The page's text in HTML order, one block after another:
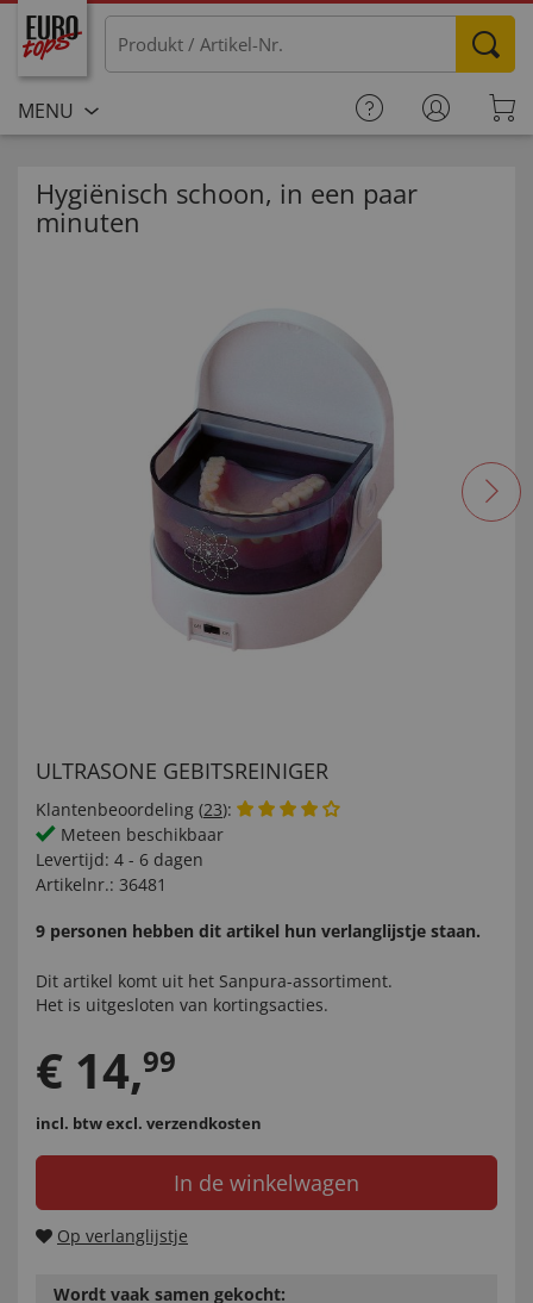
MENU
Hygiënisch schoon, in een paar
minuten
ULTRASONE GEBITSREINIGER
Klantenbeoordeling (23):
Meteen beschikbaar
Levertijd: 4 - 6 dagen
Artikelnr.: 36481
9 personen hebben dit artikel hun verlanglijstje staan.
Dit artikel komt uit het Sanpura-assortiment.
Het is uitgesloten van kortingsacties.
€ 14,99
incl. btwexcl. verzendkosten
In de winkelwagen
Op verlanglijstje
Wordt vaak samen gekocht: